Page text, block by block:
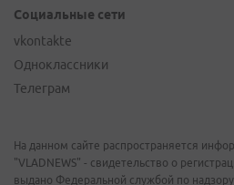
Социальные сети
vkontakte
Одноклассники
Телеграм
На данном сайте распространяется
"VLADNEWS" - свидетельство о
выдано Федеральной службой по